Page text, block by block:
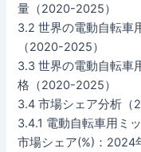
量（2020-2025）
3.2 世界の電動自転車
（2020-2025）
3.3 世界の電動自転車
格（2020-2025）
3.4 市場シェア分析（
3.4.1 電動自転車用ミ
市場シェア(%)：2024